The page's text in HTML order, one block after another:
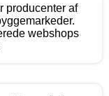
producenter af
webshops